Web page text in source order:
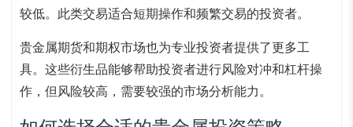
较低。此类交易适合短期操作和频繁交易的投资者。
贵金属期货和期权市场也为专业投资者提供了更多工
具。这些衍生品能够帮助投资者进行风险对冲和杠杆操
作，但风险较高，需要较强的市场分析能力。